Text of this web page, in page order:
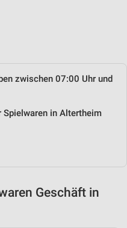
zwischen 07:00 Uhr und
in Altertheim
Geschäft in